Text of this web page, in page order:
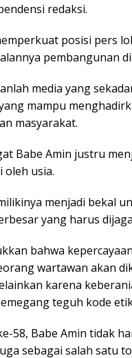
redaksi.
posisi pers
pembangunan
media yang
mampu
masyarakat.
Babe Amin justru
oleh usia.
menjadi bekal
yang harus
bahwa
wartawan akan
karena
teguh kode
58, Babe Amin tidak
sebagai salah satu